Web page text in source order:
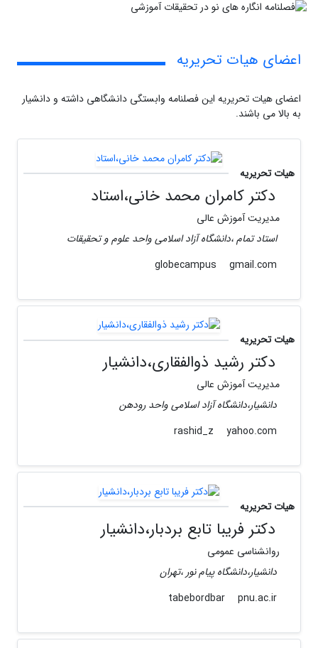
اعضای هیات تحریریه
اعضای هیات تحریریه این فصلنامه وابستگی دانشگاهی داشته و دانشیار
به بالا می باشند.
هیات تحریریه
دکتر کامران محمد خانی،استاد
مدیریت آموزش عالی
استاد تمام ،دانشگاه آزاد اسلامی واحد علوم و تحقیقات
gmail.com
هیات تحریریه
دکتر رشید ذوالفقاری،دانشیار
مدیریت آموزش عالی
دانشیار،دانشگاه آزاد اسلامی واحد رودهن
yahoo.com
هیات تحریریه
دکتر فریبا تابع بردبار،دانشیار
روانشناسی عمومی
دانشیار،دانشگاه پیام نور ،تهران
tabebordbar
pnu.ac.ir